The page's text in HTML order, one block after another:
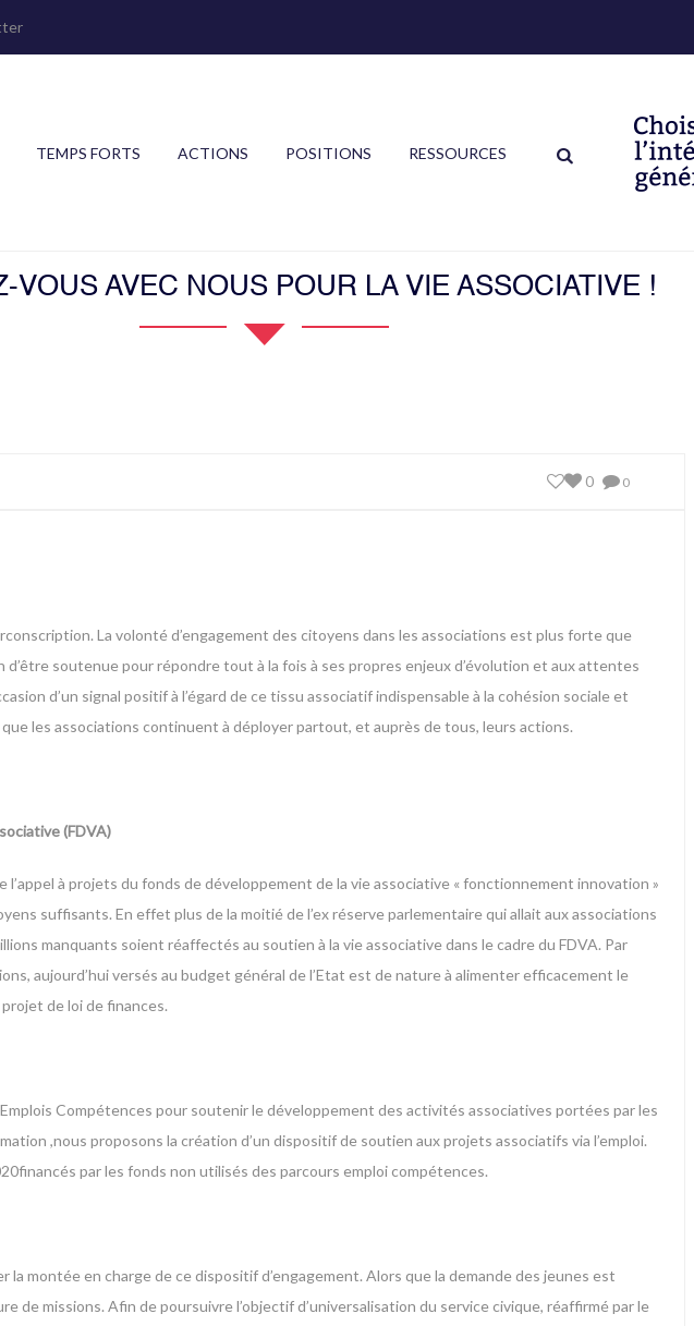
TEMPS FORTS ACTIONS POSITIONS RESSOURCES
VOUS AVEC NOUS POUR LA VIE ASSOCIATIVE !
0
0
La volonté d’engagement des citoyens dans les associations est plus forte que
d’être soutenue pour répondre tout à la fois à ses propres enjeux d’évolution et aux attentes
d’un signal positif à l’égard de ce tissu associatif indispensable à la cohésion sociale et
les associations continuent à déployer partout, et auprès de tous, leurs actions.
(FDVA)
à projets du fonds de développement de la vie associative « fonctionnement innovation »
suffisants. En effet plus de la moitié de l’ex réserve parlementaire qui allait aux associations
manquants soient réaffectés au soutien à la vie associative dans le cadre du FDVA. Par
aujourd’hui versés au budget général de l’Etat est de nature à alimenter efficacement le
de loi de finances.
Compétences pour soutenir le développement des activités associatives portées par les
,nous proposons la création d’un dispositif de soutien aux projets associatifs via l’emploi.
par les fonds non utilisés des parcours emploi compétences.
la montée en charge de ce dispositif d’engagement. Alors que la demande des jeunes est
de missions. Afin de poursuivre l’objectif d’universalisation du service civique, réaffirmé par le